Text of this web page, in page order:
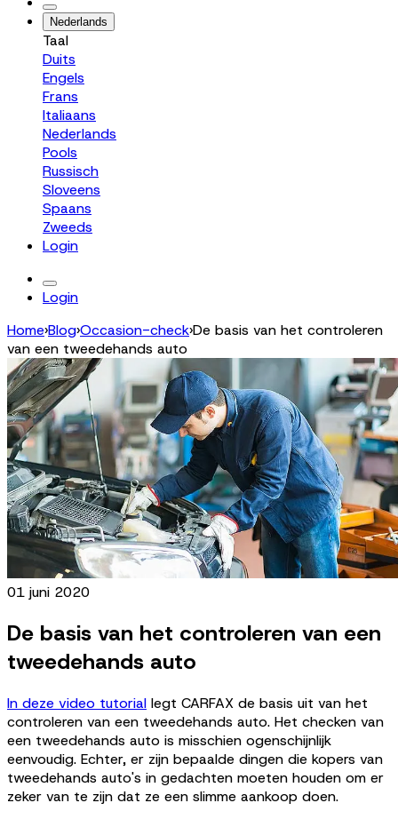
Nederlands
Taal
Duits
Engels
Frans
Italiaans
Nederlands
Pools
Russisch
Sloveens
Spaans
Zweeds
Login
Login
Home›Blog›Occasion-check›De basis van het controleren
van een tweedehands auto
01 juni 2020
De basis van het controleren van een
tweedehands auto
In deze video tutorial legt CARFAX de basis uit van het
controleren van een tweedehands auto. Het checken van
een tweedehands auto is misschien ogenschijnlijk
eenvoudig. Echter, er zijn bepaalde dingen die kopers van
tweedehands auto's in gedachten moeten houden om er
zeker van te zijn dat ze een slimme aankoop doen.